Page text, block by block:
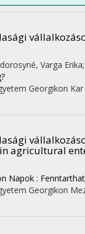
Varga
Georgikon Kar
agricultural
Napok :
Georgikon